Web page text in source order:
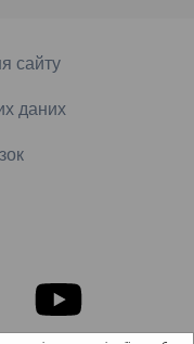
сайту
даних